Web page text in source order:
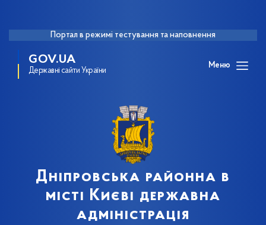
Портал в режимі тестування та наповнення
GOV.UA
Державні сайти України
Меню
Дніпровська районна в
місті Києві державна
адміністрація